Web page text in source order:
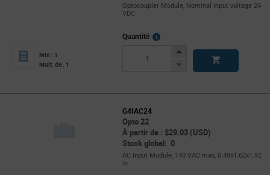
Optocoupler Module, Nominal input voltage 24
VDC
Min : 1
Mult. de : 1
Quantité
More
Increase
Decrease
G4IAC24
Opto 22
À partir de : $29.03 (USD)
Stock global: 0
AC Input Module, 140 VAC max, 0.48x1.62x1.92
in